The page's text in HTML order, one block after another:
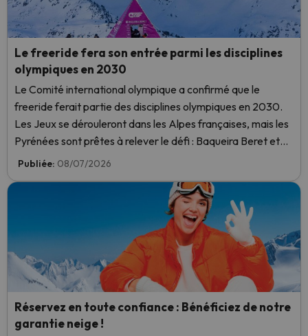
Le freeride fera son entrée parmi les disciplines
olympiques en 2030
Le Comité international olympique a confirmé que le
freeride ferait partie des disciplines olympiques en 2030.
Les Jeux se dérouleront dans les Alpes françaises, mais les
Pyrénées sont prêtes à relever le défi : Baqueira Beret et
toute une génération de riders espagnols ont de réelles
Publiée: 08/07/2026
Réservez en toute confiance : Bénéficiez de notre
garantie neige !